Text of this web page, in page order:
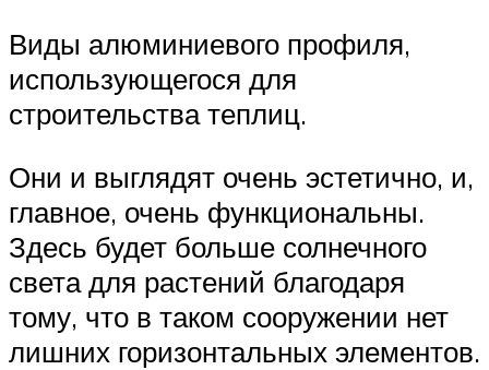
Виды алюминиевого профиля,
использующегося для
строительства теплиц.
Они и выглядят очень эстетично, и,
главное, очень функциональны.
Здесь будет больше солнечного
света для растений благодаря
тому, что в таком сооружении нет
лишних горизонтальных элементов.